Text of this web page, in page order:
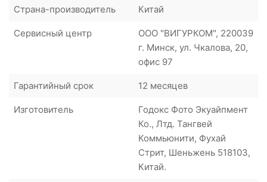
Страна-производитель Китай
Сервисный центр
ООО "ВИГУРКОМ", 220039
г. Минск, ул. Чкалова, 20,
офис 97
Гарантийный срок 12 месяцев
Изготовитель
Годокс Фото Экуайпмент
Ко., Лтд. Тангвей
Коммьюнити, Фухай
Стрит, Шеньжень 518103,
Китай.